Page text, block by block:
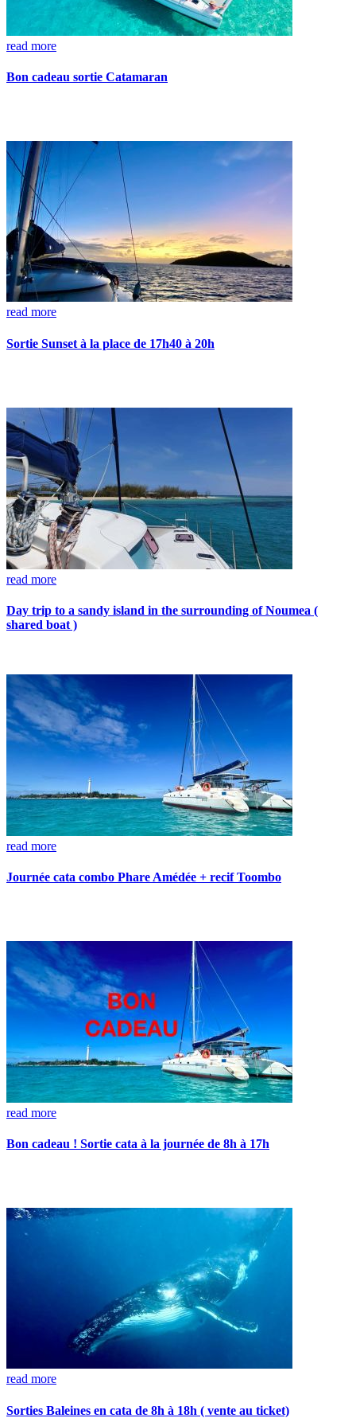
read more
Bon cadeau sortie Catamaran
read more
Sortie Sunset à la place de 17h40 à 20h
read more
Day trip to a sandy island in the surrounding of Noumea (
shared boat )
read more
Journée cata combo Phare Amédée + recif Toombo
read more
Bon cadeau ! Sortie cata à la journée de 8h à 17h
read more
Sorties Baleines en cata de 8h à 18h ( vente au ticket)